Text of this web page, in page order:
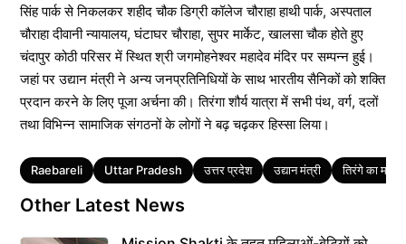
सिंह पार्क से निकलकर शहीद चौक डिग्री कॉलेज चौराहा हाथी पार्क, अस्पताल
चौराहा दीवानी न्यायालय, घंटाघर चौराहा, सुपर मार्केट, खालसा चौक होते हुए
चंदापुर कोठी परिसर में स्थित श्री जगमोहनेश्वर महादेव मंदिर पर सम्पन्न हुई।
जहां पर उद्यान मंत्री ने अन्य जनप्रतिनिधियों के साथ भारतीय सैनिकों को शक्ति
प्रदान करने के लिए पूजा अर्चना की। तिरंगा शौर्य यात्रा में सभी पंथ, वर्ग, दलों
तथा विभिन्न सामाजिक संगठनों के लोगों ने बढ़ चढ़कर हिस्सा लिया।
Tags
Raebareli Uttar Pradesh उत्तर प्रदेश उद्यान मंत्री तिरंगे का महत्व
Other Latest News